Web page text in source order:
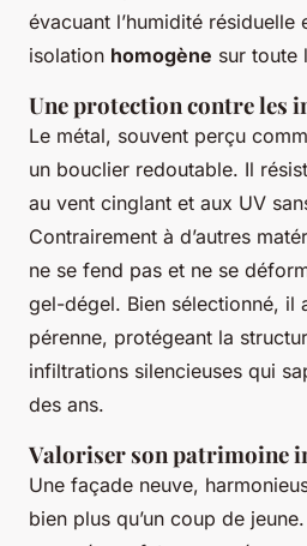
évacuant l’humidité résiduelle
isolation homogène sur toute
Une protection contre les
Le métal, souvent perçu
un bouclier redoutable. Il
au vent cinglant et aux UV
Contrairement à d’autres
ne se fend pas et ne se
gel-dégel. Bien sélectionné, il
pérenne, protégeant la
infiltrations silencieuses qui
des ans.
Valoriser son patrimoine
Une façade neuve,
bien plus qu’un coup de